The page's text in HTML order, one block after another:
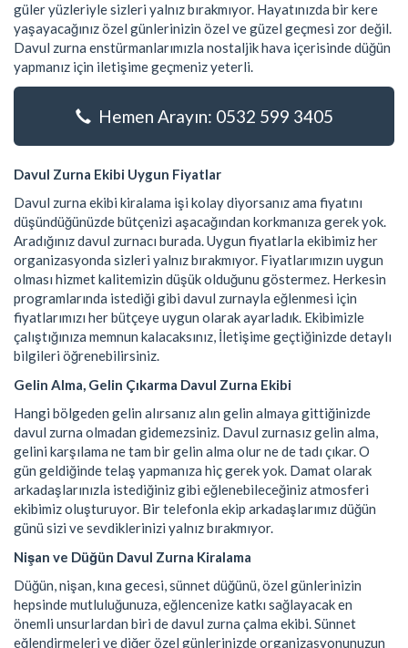
güler yüzleriyle sizleri yalnız bırakmıyor. Hayatınızda bir kere
yaşayacağınız özel günlerinizin özel ve güzel geçmesi zor değil.
Davul zurna enstürmanlarımızla nostaljik hava içerisinde düğün
yapmanız için iletişime geçmeniz yeterli.
Hemen Arayın: 0532 599 3405
Davul Zurna Ekibi Uygun Fiyatlar
Davul zurna ekibi kiralama işi kolay diyorsanız ama fiyatını
düşündüğünüzde bütçenizi aşacağından korkmanıza gerek yok.
Aradığınız davul zurnacı burada. Uygun fiyatlarla ekibimiz her
organizasyonda sizleri yalnız bırakmıyor. Fiyatlarımızın uygun
olması hizmet kalitemizin düşük olduğunu göstermez. Herkesin
programlarında istediği gibi davul zurnayla eğlenmesi için
fiyatlarımızı her bütçeye uygun olarak ayarladık. Ekibimizle
çalıştığınıza memnun kalacaksınız, İletişime geçtiğinizde detaylı
bilgileri öğrenebilirsiniz.
Gelin Alma, Gelin Çıkarma Davul Zurna Ekibi
Hangi bölgeden gelin alırsanız alın gelin almaya gittiğinizde
davul zurna olmadan gidemezsiniz. Davul zurnasız gelin alma,
gelini karşılama ne tam bir gelin alma olur ne de tadı çıkar. O
gün geldiğinde telaş yapmanıza hiç gerek yok. Damat olarak
arkadaşlarınızla istediğiniz gibi eğlenebileceğiniz atmosferi
ekibimiz oluşturuyor. Bir telefonla ekip arkadaşlarımız düğün
günü sizi ve sevdiklerinizi yalnız bırakmıyor.
Nişan ve Düğün Davul Zurna Kiralama
Düğün, nişan, kına gecesi, sünnet düğünü, özel günlerinizin
hepsinde mutluluğunuza, eğlencenize katkı sağlayacak en
önemli unsurlardan biri de davul zurna çalma ekibi. Sünnet
eğlendirmeleri ve diğer özel günlerinizde organizasyonunuzun